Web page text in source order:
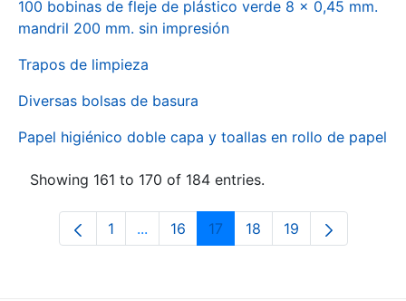
100 bobinas de fleje de plástico verde 8 x 0,45 mm.
mandril 200 mm. sin impresión
Trapos de limpieza
Diversas bolsas de basura
Papel higiénico doble capa y toallas en rollo de papel
Showing 161 to 170 of 184 entries.
Page
1 ...Intermediate Pages Use TAB to
Page
16 Page
17 Page
18 Page
19